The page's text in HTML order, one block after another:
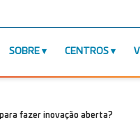
SOBRE CENTROS
fazer inovação aberta?